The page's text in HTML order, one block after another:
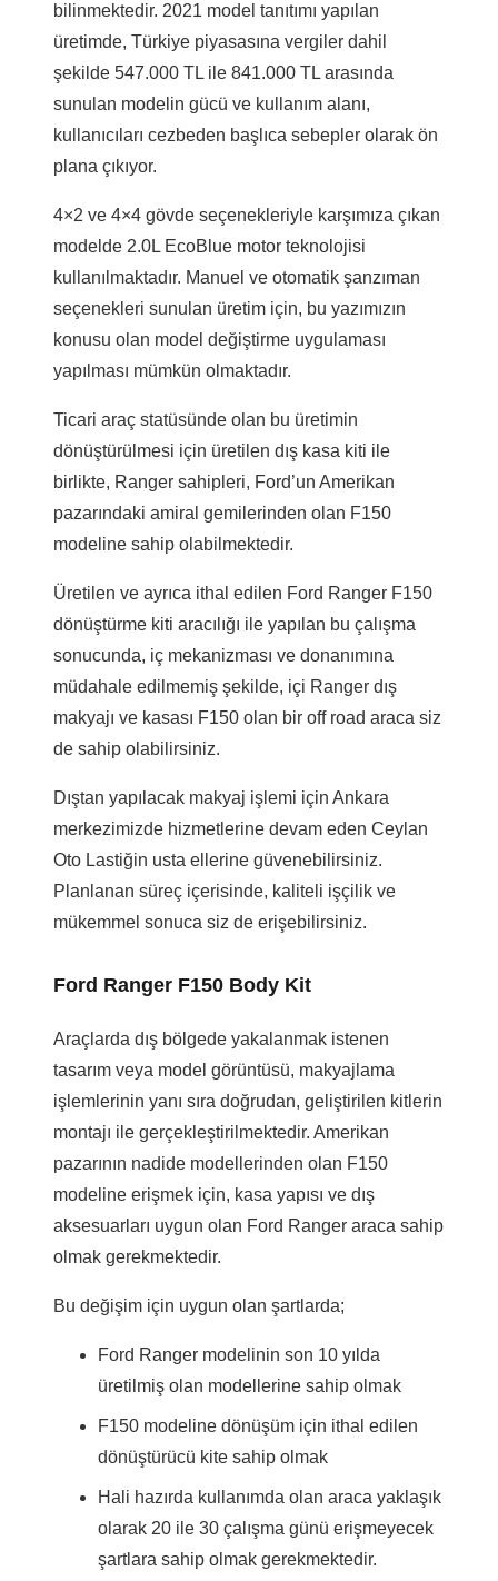
bilinmektedir. 2021 model tanıtımı yapılan
üretimde, Türkiye piyasasına vergiler dahil
şekilde 547.000 TL ile 841.000 TL arasında
sunulan modelin gücü ve kullanım alanı,
kullanıcıları cezbeden başlıca sebepler olarak ön
plana çıkıyor.
4×2 ve 4×4 gövde seçenekleriyle karşımıza çıkan
modelde 2.0L EcoBlue motor teknolojisi
kullanılmaktadır. Manuel ve otomatik şanzıman
seçenekleri sunulan üretim için, bu yazımızın
konusu olan model değiştirme uygulaması
yapılması mümkün olmaktadır.
Ticari araç statüsünde olan bu üretimin
dönüştürülmesi için üretilen dış kasa kiti ile
birlikte, Ranger sahipleri, Ford’un Amerikan
pazarındaki amiral gemilerinden olan F150
modeline sahip olabilmektedir.
Üretilen ve ayrıca ithal edilen Ford Ranger F150
dönüştürme kiti aracılığı ile yapılan bu çalışma
sonucunda, iç mekanizması ve donanımına
müdahale edilmemiş şekilde, içi Ranger dış
makyajı ve kasası F150 olan bir off road araca siz
de sahip olabilirsiniz.
Dıştan yapılacak makyaj işlemi için Ankara
merkezimizde hizmetlerine devam eden Ceylan
Oto Lastiğin usta ellerine güvenebilirsiniz.
Planlanan süreç içerisinde, kaliteli işçilik ve
mükemmel sonuca siz de erişebilirsiniz.
Ford Ranger F150 Body Kit
Araçlarda dış bölgede yakalanmak istenen
tasarım veya model görüntüsü, makyajlama
işlemlerinin yanı sıra doğrudan, geliştirilen kitlerin
montajı ile gerçekleştirilmektedir. Amerikan
pazarının nadide modellerinden olan F150
modeline erişmek için, kasa yapısı ve dış
aksesuarları uygun olan Ford Ranger araca sahip
olmak gerekmektedir.
Bu değişim için uygun olan şartlarda;
Ford Ranger modelinin son 10 yılda
üretilmiş olan modellerine sahip olmak
F150 modeline dönüşüm için ithal edilen
dönüştürücü kite sahip olmak
Hali hazırda kullanımda olan araca yaklaşık
olarak 20 ile 30 çalışma günü erişmeyecek
şartlara sahip olmak gerekmektedir.